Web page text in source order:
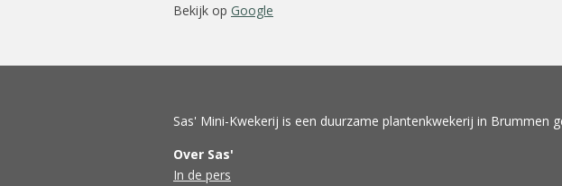
Bekijk op Google
Sas' Mini-Kwekerij is een duurzame plantenkwekerij in Brummen
Over Sas'
In de pers